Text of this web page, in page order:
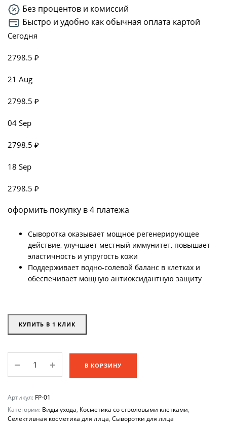
Без процентов и комиссий
Быстро и удобно как обычная оплата картой
Сегодня
2798.5 ₽
21 Aug
2798.5 ₽
04 Sep
2798.5 ₽
18 Sep
2798.5 ₽
оформить покупку в 4 платежа
Сыворотка оказывает мощное регенерирующее
действие, улучшает местный иммунитет, повышает
эластичность и упругость кожи
Поддерживает водно-солевой баланс в клетках и
обеспечивает мощную антиоксидантную защиту
КУПИТЬ В 1 КЛИК
для
восстанавливающая
Intensive
Repair
В КОРЗИНУ
Артикул: FP-01
Категории: Виды ухода, Косметика со стволовыми клетками,
Селективная косметика для лица, Сыворотки для лица